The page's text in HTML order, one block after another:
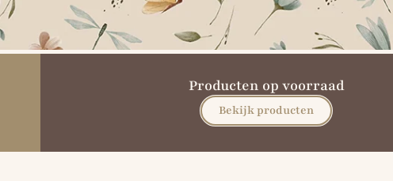
Producten op voorraad
Bekijk producten